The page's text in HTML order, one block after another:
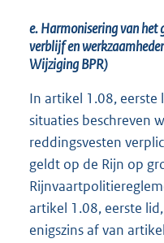
e. Harmonisering van het
verblijf en
Wijziging BPR)
In artikel 1.08, eerste
situaties beschreven
reddingsvesten
geldt op de Rijn op
artikel 1.08, eerste
enigszins af van